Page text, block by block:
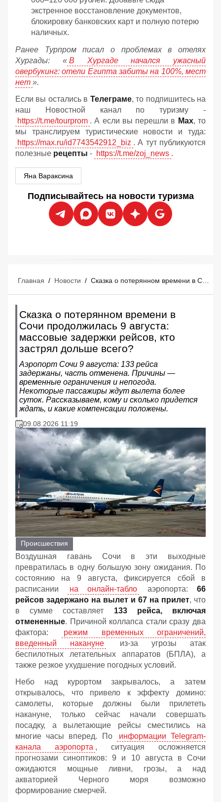
экстренное восстановление документов,
блокировку банковских карт и полную потерю
наличных.
Ранее Турпром писал о проблемах в отелях
Хургады: « В Хургаде начался ужасный
овербукинг: отели Египта забиты на 100%, мест
нет ».
Если вы остались в Телеграме, то подпишитесь на
наш Новостной канал по туризму -
https://t.me/tourprom . А если вы перешли в Мах, то
мы транслируем туристические новости и туда:
https://max.ru/id7743542912_biz . А тут публикуются
полезные рецепты - https://t.me/zoj_news .
Яна Вараксина
Подписывайтесь на новости туризма
Главная / Новости /
Сказка о потерянном времени в
Сочи продолжилась 9 августа:
массовые задержки рейсов, кто
застрял дольше всего?
Аэропорт Сочи 9 августа: 133 рейса
задержаны, часть отменена. Причины —
временные ограничения и непогода.
Некоторые пассажиры ждут вылета более
суток. Рассказываем, кому и сколько придется
ждать, и какие компенсации положены.
09.08.2026 11:19
Происшествия
Воздушная гавань Сочи в эти выходные
превратилась в одну большую зону ожидания. По
состоянию на 9 августа, фиксируется сбой в
расписании
на онлайн-табло аэропорта: 66
рейсов задержано на вылет и 67 на прилет, что
в сумме составляет 133 рейса, включая
отмененные. Причиной коллапса стали сразу два
фактора:
режим временных ограничений,
введенный накануне
из-за угрозы атак
беспилотных летательных аппаратов (БПЛА), а
также резкое ухудшение погодных условий.
Небо над курортом закрывалось, а затем
открывалось, что привело к эффекту домино:
самолеты, которые должны были прилететь
накануне, только сейчас начали совершать
посадку, а вылетающие рейсы сместились на
многие часы вперед. По
информации Telegram-
канала аэропорта , ситуация осложняется
прогнозами синоптиков: 9 и 10 августа в Сочи
ожидаются мощные ливни, грозы, а над
акваторией Черного моря возможно
формирование смерчей.